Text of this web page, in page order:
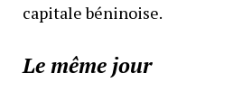
capitale béninoise.
Le même jour